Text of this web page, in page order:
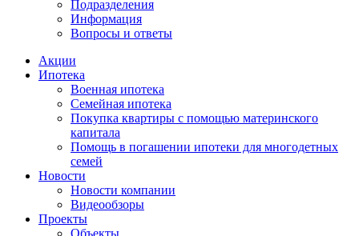
Подразделения
Информация
Вопросы и ответы
Акции
Ипотека
Военная ипотека
Семейная ипотека
Покупка квартиры с помощью материнского
капитала
Помощь в погашении ипотеки для многодетных
семей
Новости
Новости компании
Видеообзоры
Проекты
Объекты